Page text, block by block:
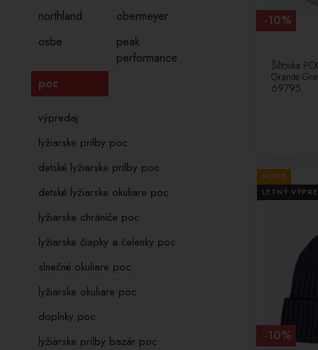
Šiltovka
Granite
69795
-10%
NOVÉ
LETNÝ
-10%
northland
obermeyer
osbe
peak
performance
poc
výpredaj
lyžiarske prilby poc
detské lyžiarske prilby poc
detské lyžiarske okuliare poc
lyžiarske chrániče poc
lyžiarske čiapky a čelenky poc
slnečné okuliare poc
lyžiarske okuliare poc
doplnky poc
lyžiarske prilby bazár poc